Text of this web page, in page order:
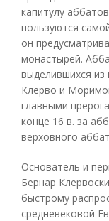
капитулу
пользуются
он
монастырей.
выделившихся из
Клерво и
главными
конце 16 в. за
верховного
Основатель и
Бернар
быстрому
средневековой